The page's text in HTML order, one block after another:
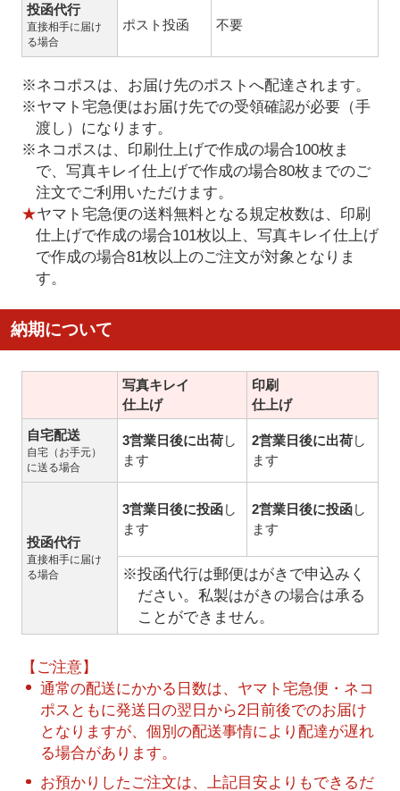
投函代行
直接相手に届け
る場合
ポスト投函 不要
※ネコポスは、お届け先のポストへ配達されます。
※ヤマト宅急便はお届け先での受領確認が必要（手
渡し）になります。
※ネコポスは、印刷仕上げで作成の場合100枚ま
で、写真キレイ仕上げで作成の場合80枚までのご
注文でご利用いただけます。
★ヤマト宅急便の送料無料となる規定枚数は、印刷
仕上げで作成の場合101枚以上、写真キレイ仕上げ
で作成の場合81枚以上のご注文が対象となりま
す。
納期について
写真キレイ
仕上げ
印刷
仕上げ
自宅配送
自宅（お手元）
に送る場合
3営業日後に出荷し
ます
2営業日後に出荷し
ます
投函代行
直接相手に届け
る場合
3営業日後に投函し
ます
2営業日後に投函し
ます
※投函代行は郵便はがきで申込みく
ださい。私製はがきの場合は承る
ことができません。
【ご注意】
通常の配送にかかる日数は、ヤマト宅急便・ネコ
ポスともに発送日の翌日から2日前後でのお届け
となりますが、個別の配送事情により配達が遅れ
る場合があります。
お預かりしたご注文は、上記目安よりもできるだ